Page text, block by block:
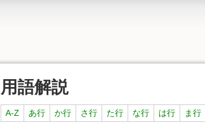
用語解説
A-Z あ行 か行 さ行 た行 な行 は行 ま行